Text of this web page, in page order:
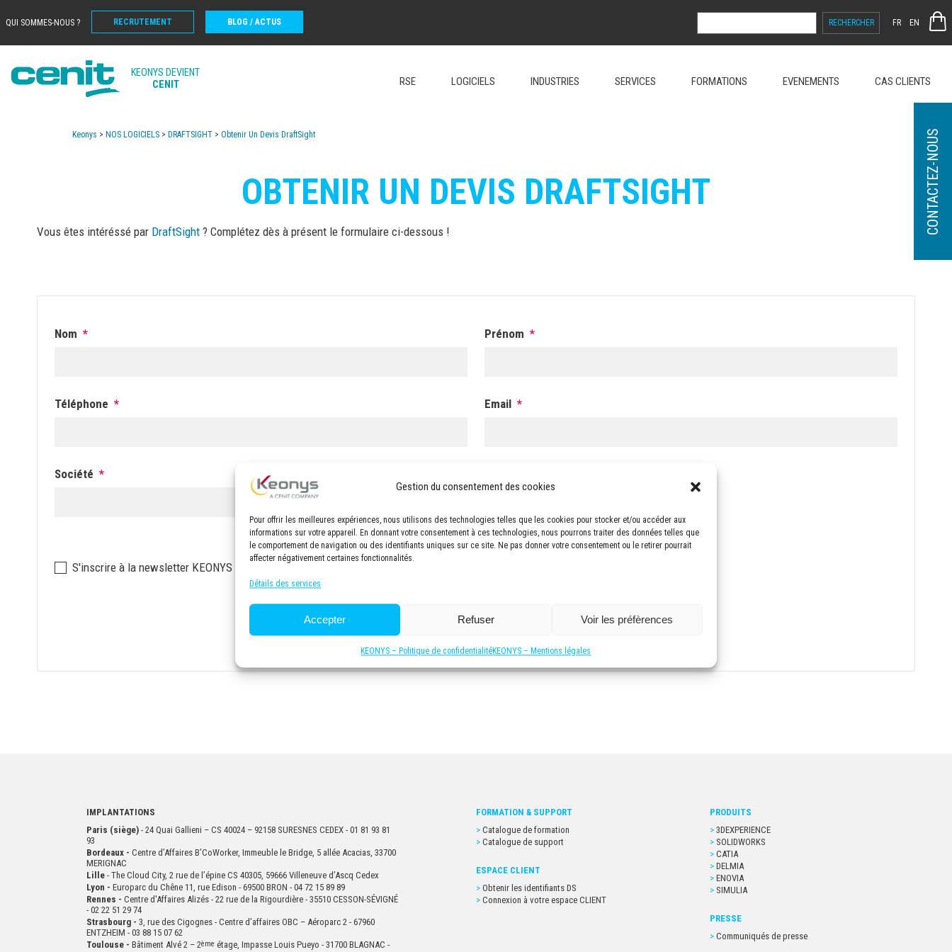
Gestion du consentement des cookies
Pour offrir les meilleures expériences, nous utilisons des technologies telles que les cookies pour stocker et/ou accéder aux
informations sur votre appareil. En donnant votre consentement à ces technologies, nous pourrons traiter des données telles que
le comportement de navigation ou des identifiants uniques sur ce site. Ne pas donner votre consentement ou le retirer pourrait
affecter négativement certaines fonctionnalités.
Détails des services
Accepter Refuser Voir les préfèrences
KEONYS – Politique de confidentialitéKEONYS – Mentions légales
QUI SOMMES-NOUS ? RECRUTEMENT BLOG / ACTUS
RECHERCHER :
FR EN
KEONYS DEVIENT
CENIT
RSE LOGICIELS INDUSTRIES SERVICES FORMATIONS EVENEMENTS CAS CLIENTS
CONTACTEZ-NOUS
Keonys > NOS LOGICIELS > DRAFTSIGHT > Obtenir Un Devis DraftSight
OBTENIR UN DEVIS DRAFTSIGHT
Vous êtes intéréssé par DraftSight ? Complétez dès à présent le formulaire ci-dessous !
Nom * Prénom *
Téléphone * Email *
Société *
.
Newsletter
S'inscrire à la newsletter KEONYS
IMPLANTATIONS
Paris (siège) - 24 Quai Gallieni – CS 40024 – 92158 SURESNES CEDEX - 01 81 93 81
93
Bordeaux - Centre d’Affaires B’CoWorker, Immeuble le Bridge, 5 allée Acacias, 33700
MERIGNAC
Lille - The Cloud City, 2 rue de l’épine CS 40305, 59666 Villeneuve d’Ascq Cedex
Lyon - Europarc du Chêne 11, rue Edison - 69500 BRON - 04 72 15 89 89
Rennes - Centre d'Affaires Alizés - 22 rue de la Rigourdière - 35510 CESSON-SÉVIGNÉ
- 02 22 51 29 74
Strasbourg - 3, rue des Cigognes - Centre d’affaires OBC – Aéroparc 2 - 67960
ENTZHEIM - 03 88 15 07 62
Toulouse - Bâtiment Alvé 2 – 2ème étage, Impasse Louis Pueyo - 31700 BLAGNAC -
FORMATION & SUPPORT
Catalogue de formation
Catalogue de support
ESPACE CLIENT
Obtenir les identifiants DS
Connexion à votre espace CLIENT
PRODUITS
3DEXPERIENCE
SOLIDWORKS
CATIA
DELMIA
ENOVIA
SIMULIA
PRESSE
Communiqués de presse